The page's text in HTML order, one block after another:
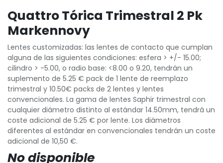
Quattro Tórica Trimestral 2 Pk
Markennovy
Lentes customizadas: las lentes de contacto que cumplan
alguna de las siguientes condiciones: esfera > +/- 15.00;
cilindro > -5.00, o radio base: <8.00 o 9.20, tendrán un
suplemento de 5.25 € pack de 1 lente de reemplazo
trimestral y 10.50€ packs de 2 lentes y lentes
convencionales. La gama de lentes Saphir trimestral con
cualquier diámetro distinto al estándar 14.50mm, tendrá un
coste adicional de 5.25 € por lente. Los diámetros
diferentes al estándar en convencionales tendrán un coste
adicional de 10,50 €.
No disponible